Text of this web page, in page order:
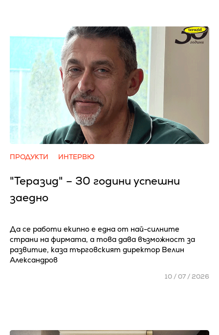
ПРОДУКТИ ИНТЕРВЮ
"Теразид" – 30 години успешни
заедно
Да се работи екипно е една от най-силните
страни на фирмата, а това дава възможност за
развитие, каза търговският директор Велин
Александров
10 / 07 / 2026